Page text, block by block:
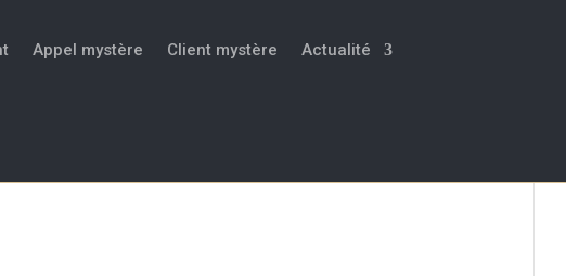
Appel mystère Client mystère Actualité